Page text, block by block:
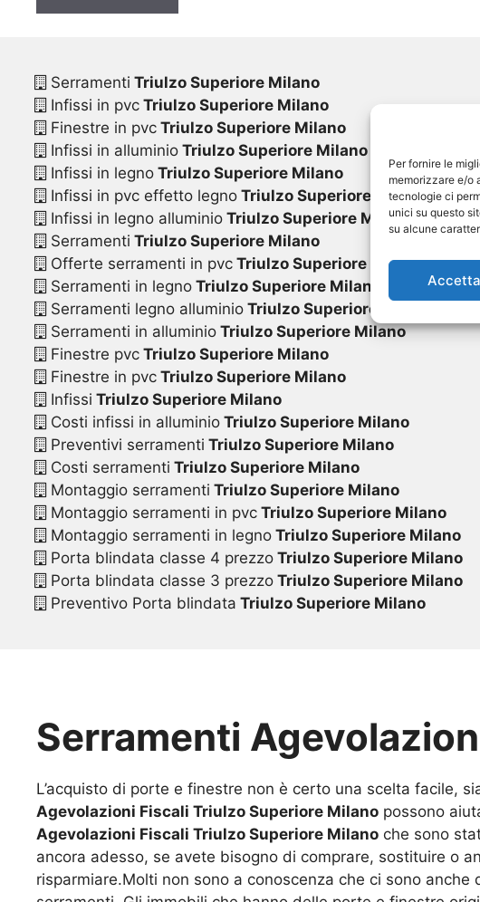
Per fornire le
memorizzare e/o
tecnologie ci
unici su questo
su alcune
Accetta
Serramenti Triulzo Superiore Milano
Infissi in pvcTriulzo Superiore Milano
Finestre in pvcTriulzo Superiore Milano
Infissi in alluminioTriulzo Superiore Milano
Infissi in legnoTriulzo Superiore Milano
Infissi in pvc effetto legnoTriulzo Superiore Milano
Infissi in legno alluminioTriulzo Superiore Milano
Serramenti Triulzo Superiore Milano
Offerte serramenti in pvcTriulzo Superiore Milano
Serramenti in legnoTriulzo Superiore Milano
Serramenti legno alluminioTriulzo Superiore Milano
Serramenti in alluminioTriulzo Superiore Milano
Finestre pvcTriulzo Superiore Milano
Finestre in pvcTriulzo Superiore Milano
Infissi Triulzo Superiore Milano
Costi infissi in alluminioTriulzo Superiore Milano
Preventivi serramenti Triulzo Superiore Milano
Costi serramenti Triulzo Superiore Milano
Montaggio serramenti Triulzo Superiore Milano
Montaggio serramenti in pvcTriulzo Superiore Milano
Montaggio serramenti in legnoTriulzo Superiore Milano
Porta blindata classe 4 prezzoTriulzo Superiore Milano
Porta blindata classe 3 prezzoTriulzo Superiore Milano
Preventivo Porta blindata Triulzo Superiore Milano
Serramenti
L’acquisto di porte e finestre non è certo una scelta facile,
Agevolazioni Fiscali Triulzo Superiore Milano possono
Agevolazioni Fiscali Triulzo Superiore Milano che sono
ancora adesso, se avete bisogno di comprare, sostituire o
risparmiare.Molti non sono a conoscenza che ci sono